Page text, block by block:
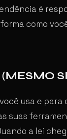
é
como
usa e
suas
a lei